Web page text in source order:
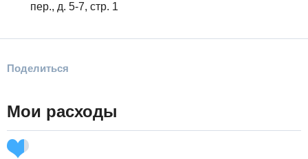
пер., д. 5-7, стр. 1
Поделиться
Мои расходы